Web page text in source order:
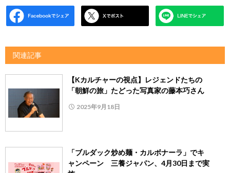
関連記事
【Kカルチャーの視点】レジェンドたちの
「朝鮮の旅」たどった写真家の藤本巧さん
2025年9月18日
「ブルダック炒め麺・カルボナーラ」でキ
ャンペーン 三養ジャパン、4月30日まで実